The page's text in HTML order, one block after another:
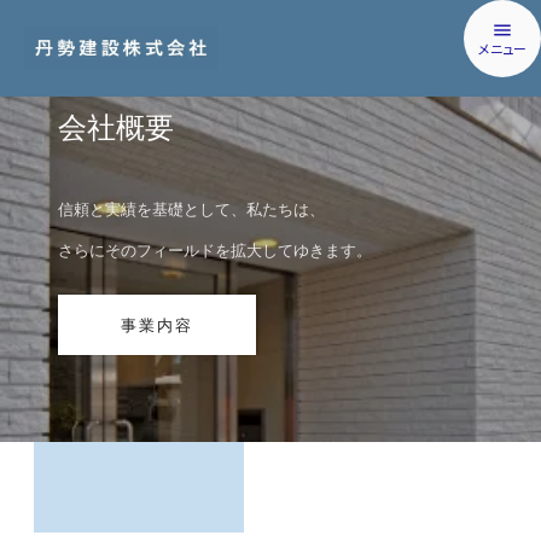
会社概要
信頼と実績を基礎として、私たちは、
さらにそのフィールドを拡大してゆきます。
事業内容
menu
メニュー